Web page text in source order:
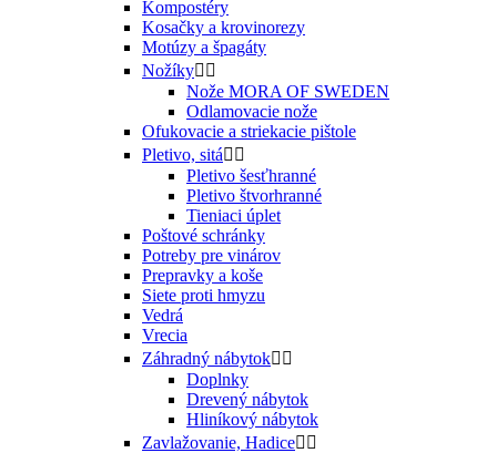
Kompostéry
Kosačky a krovinorezy
Motúzy a špagáty
Nožíky 
Nože MORA OF SWEDEN
Odlamovacie nože
Ofukovacie a striekacie pištole
Pletivo, sitá 
Pletivo šesťhranné
Pletivo štvorhranné
Tieniaci úplet
Poštové schránky
Potreby pre vinárov
Prepravky a koše
Siete proti hmyzu
Vedrá
Vrecia
Záhradný nábytok 
Doplnky
Drevený nábytok
Hliníkový nábytok
Zavlažovanie, Hadice 